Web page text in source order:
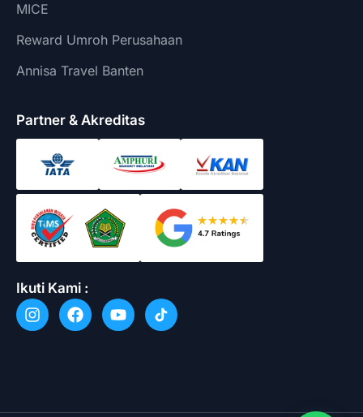
MICE
Reward Umroh Perusahaan
Annisa Travel Banten
Partner & Akreditas
Ikuti Kami :